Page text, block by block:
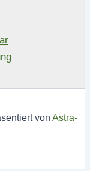
von Astra-